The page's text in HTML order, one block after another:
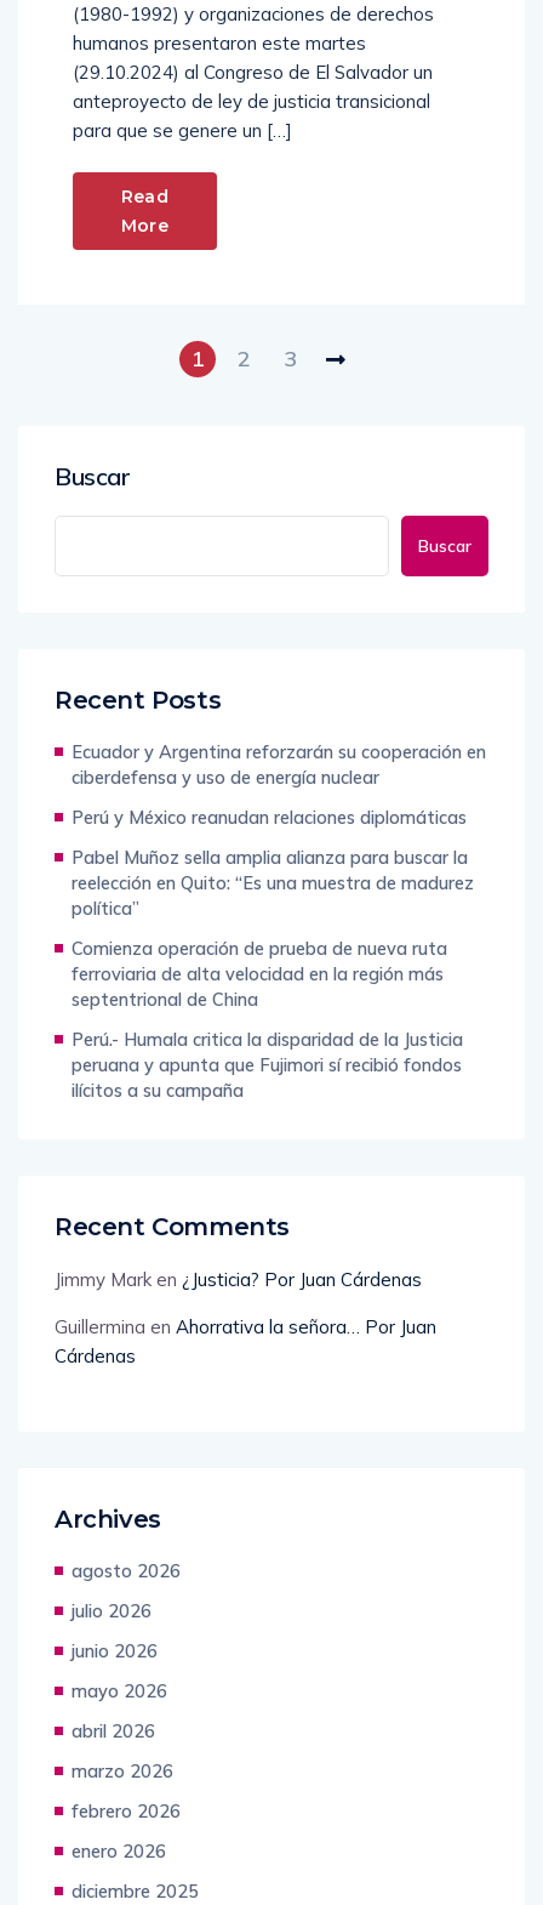
(1980-1992) y organizaciones de derechos
humanos presentaron este martes
(29.10.2024) al Congreso de El Salvador un
anteproyecto de ley de justicia transicional
para que se genere un […]
Read
More
1 2 3
Buscar
Buscar
Recent Posts
Ecuador y Argentina reforzarán su cooperación en
ciberdefensa y uso de energía nuclear
Perú y México reanudan relaciones diplomáticas
Pabel Muñoz sella amplia alianza para buscar la
reelección en Quito: “Es una muestra de madurez
política”
Comienza operación de prueba de nueva ruta
ferroviaria de alta velocidad en la región más
septentrional de China
Perú.- Humala critica la disparidad de la Justicia
peruana y apunta que Fujimori sí recibió fondos
ilícitos a su campaña
Recent Comments
Jimmy Mark en ¿Justicia? Por Juan Cárdenas
Guillermina en Ahorrativa la señora… Por Juan
Cárdenas
Archives
agosto 2026
julio 2026
junio 2026
mayo 2026
abril 2026
marzo 2026
febrero 2026
enero 2026
diciembre 2025